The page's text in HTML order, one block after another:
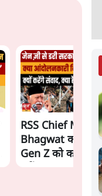
RSS Chief
Bhagwat का
Gen Z को काउंटर